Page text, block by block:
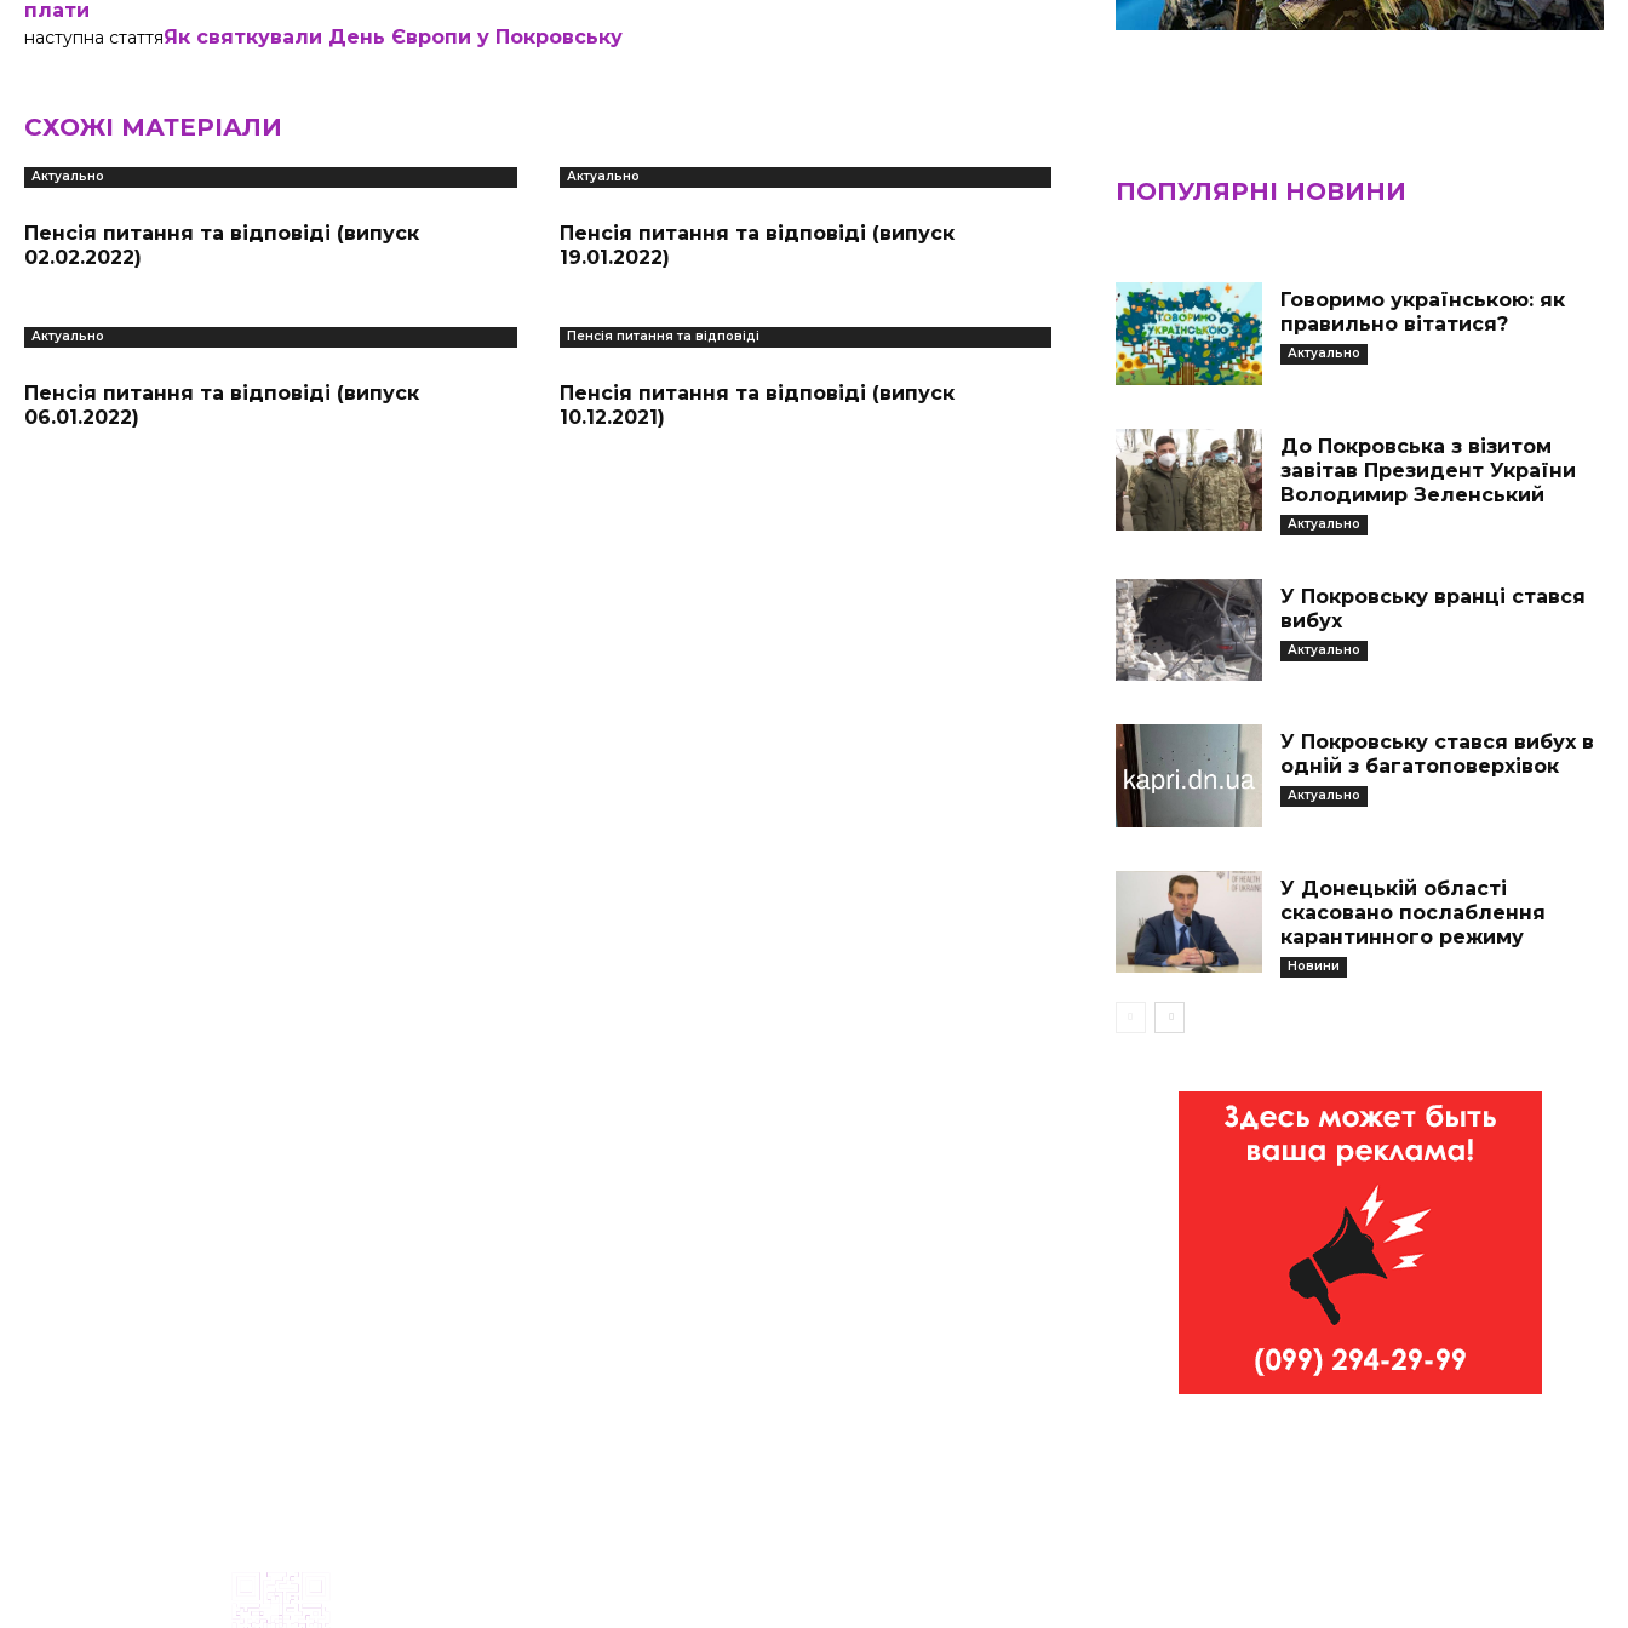
плати
наступна статтяЯк святкували День Європи у Покровську
СХОЖІ МАТЕРІАЛИ
Актуально
Пенсія питання та відповіді (випуск
02.02.2022)
Актуально
Пенсія питання та відповіді (випуск
19.01.2022)
Актуально
Пенсія питання та відповіді (випуск
06.01.2022)
Пенсія питання та відповіді
Пенсія питання та відповіді (випуск
10.12.2021)
ПОПУЛЯРНІ НОВИНИ
Говоримо українською: як
правильно вітатися?
Актуально
До Покровська з візитом
завітав Президент України
Володимир Зеленський
Актуально
У Покровську вранці стався
вибух
Актуально
У Покровську стався вибух в
одній з багатоповерхівок
Актуально
У Донецькій області
скасовано послаблення
карантинного режиму
Новини